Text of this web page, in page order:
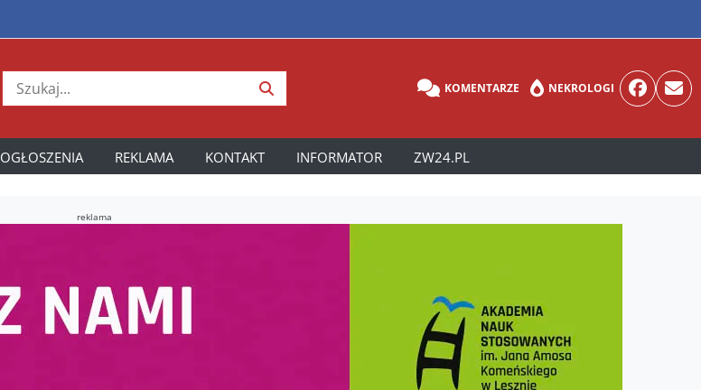
KOMENTARZE NEKROLOGI
OGŁOSZENIA REKLAMA KONTAKT INFORMATOR ZW24.PL
reklama